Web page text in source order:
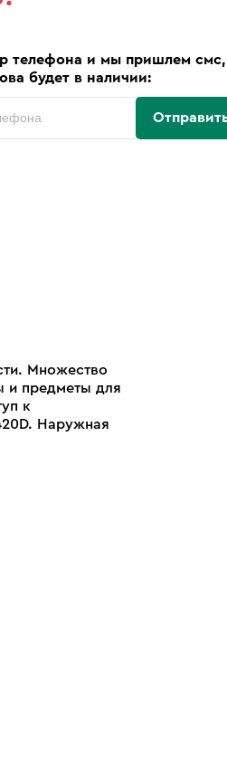
телефона и мы пришлем смс,
будет в наличии:
Множество
и предметы для
к
Наружная